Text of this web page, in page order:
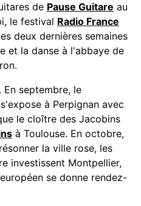
de Pause Guitare au
le festival Radio France
deux dernières semaines
et la danse à l'abbaye de
En septembre, le
à Perpignan avec
le cloître des Jacobins
à Toulouse. En octobre,
la ville rose, les
investissent Montpellier,
se donne rendez-